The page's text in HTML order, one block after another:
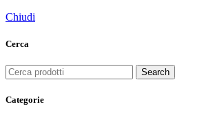
Chiudi
Cerca
Search
Categorie